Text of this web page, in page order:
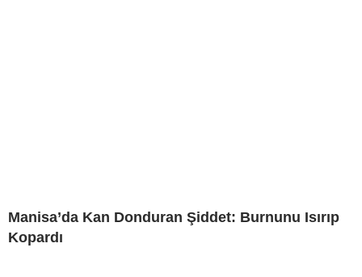
Manisa’da Kan Donduran Şiddet: Burnunu Isırıp
Kopardı